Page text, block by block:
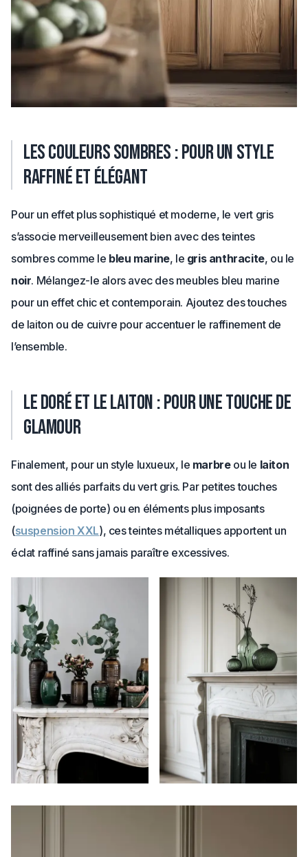
Les couleurs sombres : pour un style
raffiné et élégant
Pour un effet plus sophistiqué et moderne, le vert gris
s’associe merveilleusement bien avec des teintes
sombres comme le bleu marine, le gris anthracite, ou le
noir. Mélangez-le alors avec des meubles bleu marine
pour un effet chic et contemporain. Ajoutez des touches
de laiton ou de cuivre pour accentuer le raffinement de
l’ensemble.
Le doré et le laiton : pour une touche de
glamour
Finalement, pour un style luxueux, le marbreou le laiton
sont des alliés parfaits du vert gris. Par petites touches
(poignées de porte) ou en éléments plus imposants
(suspension XXL), ces teintes métalliques apportent un
éclat raffiné sans jamais paraître excessives.